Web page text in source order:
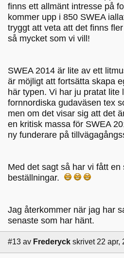
finns ett allmänt intresse på
kommer upp i 850 SWEA
tryggt att veta att det finns
så mycket som vi vill!
SWEA 2014 är lite av ett
är möjligt att fortsätta skapa
här typen. Vi har ju pratat lite
fornnordiska gudaväsen tex
men om det visar sig att det
en kritisk massa för SWEA
ny funderare på
Med det sagt så har vi fått en
beställningar.
Jag återkommer när jag har
senaste som har hänt.
#13 av Frederyck skrivet 22 apr,